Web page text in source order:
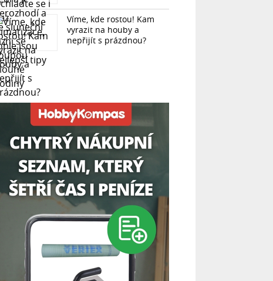
Víme, kde rostou! Kam
vyrazit na houby a
nepřijít s prázdnou?